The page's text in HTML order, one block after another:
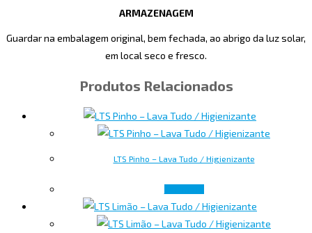
ARMAZENAGEM
Guardar na embalagem original, bem fechada, ao abrigo da luz solar,
em local seco e fresco.
Produtos Relacionados
LTS Pinho – Lava Tudo / Higienizante